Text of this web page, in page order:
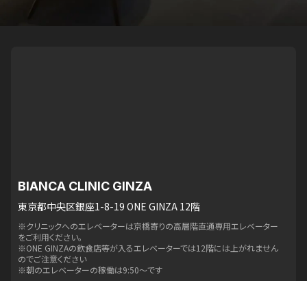
BIANCA CLINIC GINZA
東京都中央区銀座1-8-19 ONE GINZA 12階
※クリニックへのエレベーターは京橋寄りの高層階直通専用エレベーター
をご利用ください。
※ONE GINZAの飲食店等が入るエレベーターでは12階には上がれません
のでご注意ください
※朝のエレベーターの稼働は9:50〜です